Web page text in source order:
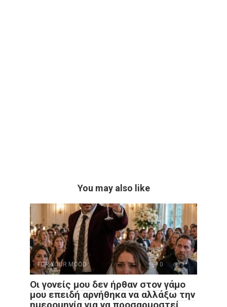
You may also like
FOR YOUR MOOD 0 3
Οι γονείς μου δεν ήρθαν στον γάμο
μου επειδή αρνήθηκα να αλλάξω την